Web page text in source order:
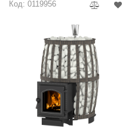
Код: 0119956